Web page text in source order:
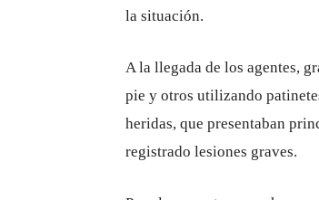
la situación.
A la llegada de los agentes,
pie y otros utilizando
heridas, que presentaban
registrado lesiones graves.